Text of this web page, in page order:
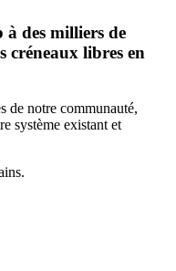
des milliers de
créneaux libres en
de notre communauté,
système existant et